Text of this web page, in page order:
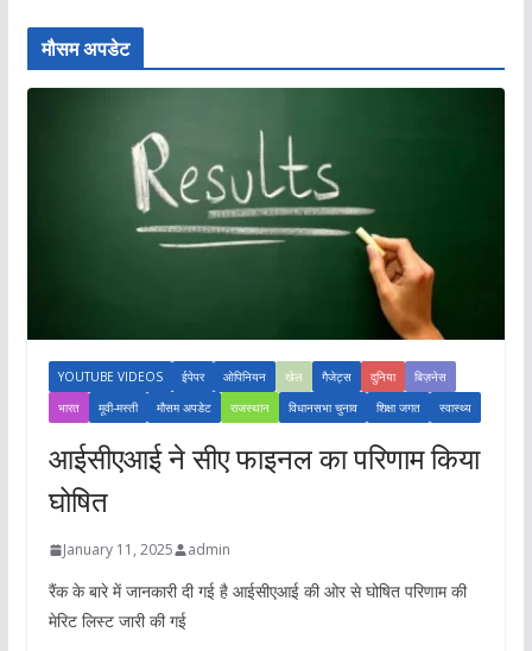
मौसम अपडेट
YOUTUBE VIDEOS ईपेपर ओपिनियन खेल गैजेट्स दुनिया
बिज़नेस
भारत
मूवी-मस्ती मौसम अपडेट राजस्थान विधानसभा चुनाव शिक्षा जगत स्वास्थ्य
आईसीएआई ने सीए फाइनल का परिणाम किया
घोषित
January 11, 2025 admin
रैंक के बारे में जानकारी दी गई है आईसीएआई की ओर से घोषित परिणाम की
मेरिट लिस्ट जारी की गई